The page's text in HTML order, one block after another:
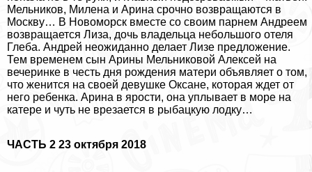
Мельников, Милена и Арина срочно возвращаются в
Москву… В Новоморск вместе со своим парнем Андреем
возвращается Лиза, дочь владельца небольшого отеля
Глеба. Андрей неожиданно делает Лизе предложение.
Тем временем сын Арины Мельниковой Алексей на
вечеринке в честь дня рождения матери объявляет о том,
что женится на своей дeвyшке Оксане, которая ждет от
него ребенка. Арина в ярости, она уплывает в море на
катере и чуть не врезается в рыбацкую лодку…
ЧАСТЬ 2 23 октября 2018